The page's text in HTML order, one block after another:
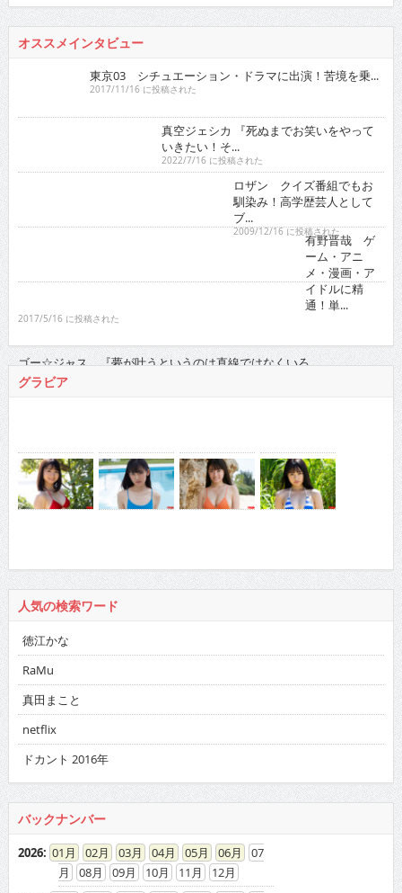
真空ジェシカ 『死ぬまでお笑いをやっていきたい！そ...
ロザン クイズ番組でもお馴染み！高学歴芸人として
ブ...
有野晋哉 ゲーム・アニメ・漫画・アイドルに精通！
2017/5/16 に投稿された
ゴー☆ジャス 『夢が叶うというのは直線ではなくい
人気の検索ワード
真田まこと
netflix
ドカント 2016年
バックナンバー
2026: 01 02 03 04 05 06
07
08
2025:01 02 03 04 05 06
07
08
09 10 11
12
08
09 10 11
12
01 02 03 04 05 06
07